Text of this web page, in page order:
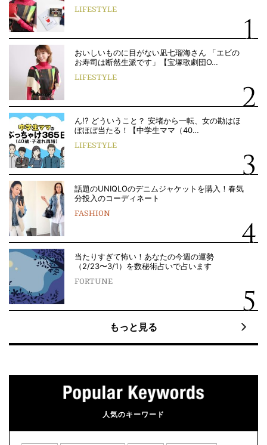
LIFESTYLE
おいしいものに目がない凪七瑠海さん 「エビの
お寿司は断然生派です」【宝塚歌劇団O…
LIFESTYLE
ん!? どういうこと？ 安堵から一転、女の勘はほ
ぼほぼ当たる！【中学生ママ（40…
LIFESTYLE
話題のUNIQLOのデニムジャケットを購入！春気
分投入のコーディネート
FASHION
当たりすぎて怖い！あなたの今週の運勢
（2/23〜3/1）を数秘術占いで占います
FORTUNE
もっと見る
人気のキーワード